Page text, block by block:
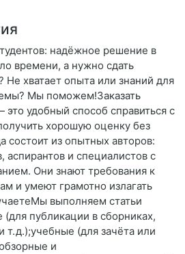
надёжное решение в
времени, а нужно сдать
Не хватает опыта или знаний для
Мы поможем!Заказать
это удобный способ справиться с
хорошую оценку без
состоит из опытных авторов:
аспирантов и специалистов с
Они знают требования к
и умеют грамотно излагать
выполняем статьи
публикации в сборниках,
д.);учебные (для зачёта или
и